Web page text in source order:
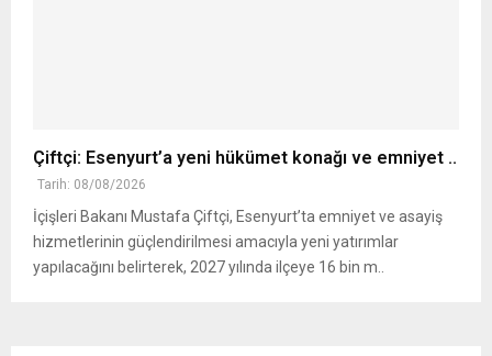
Çiftçi: Esenyurt’a yeni hükümet konağı ve emniyet ..
Tarih: 08/08/2026
İçişleri Bakanı Mustafa Çiftçi, Esenyurt’ta emniyet ve asayiş
hizmetlerinin güçlendirilmesi amacıyla yeni yatırımlar
yapılacağını belirterek, 2027 yılında ilçeye 16 bin m..